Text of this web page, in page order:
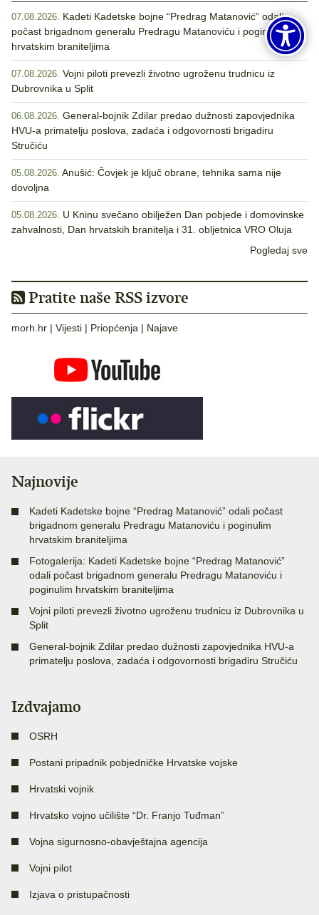
07.08.2026. Kadeti Kadetske bojne “Predrag Matanović” odali
počast brigadnom generalu Predragu Matanoviću i poginulim
hrvatskim braniteljima
07.08.2026. Vojni piloti prevezli životno ugroženu trudnicu iz
Dubrovnika u Split
06.08.2026. General-bojnik Zdilar predao dužnosti zapovjednika
HVU-a primatelju poslova, zadaća i odgovornosti brigadiru
Stručiću
05.08.2026. Anušić: Čovjek je ključ obrane, tehnika sama nije
dovoljna
05.08.2026. U Kninu svečano obilježen Dan pobjede i domovinske
zahvalnosti, Dan hrvatskih branitelja i 31. obljetnica VRO Oluja
Pogledaj sve
Pratite naše RSS izvore
morh.hr | Vijesti | Priopćenja | Najave
Najnovije
Kadeti Kadetske bojne “Predrag Matanović” odali počast
brigadnom generalu Predragu Matanoviću i poginulim
hrvatskim braniteljima
Fotogalerija: Kadeti Kadetske bojne “Predrag Matanović”
odali počast brigadnom generalu Predragu Matanoviću i
poginulim hrvatskim braniteljima
Vojni piloti prevezli životno ugroženu trudnicu iz Dubrovnika u
Split
General-bojnik Zdilar predao dužnosti zapovjednika HVU-a
primatelju poslova, zadaća i odgovornosti brigadiru Stručiću
Izdvajamo
OSRH
Postani pripadnik pobjedničke Hrvatske vojske
Hrvatski vojnik
Hrvatsko vojno učilište “Dr. Franjo Tuđman”
Vojna sigurnosno-obavještajna agencija
Vojni pilot
Izjava o pristupačnosti